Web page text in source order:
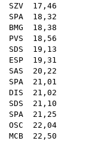
SZV 17,46
SPA 18,32
BMG 18,38
PVS 18,56
SDS 19,13
ESP 19,31
SAS 20,22
SPA 21,01
DIS 21,02
SDS 21,10
SPA 21,25
OSC 22,04
MCB 22,50